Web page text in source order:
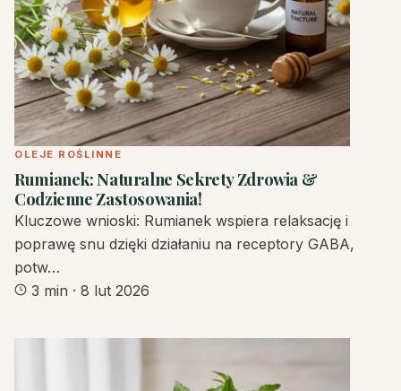
OLEJE ROŚLINNE
Rumianek: Naturalne Sekrety Zdrowia &
Codzienne Zastosowania!
Kluczowe wnioski: Rumianek wspiera relaksację i
poprawę snu dzięki działaniu na receptory GABA,
potw…
3 min · 8 lut 2026